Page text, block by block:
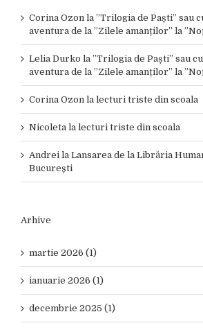
Corina Ozon la ”Trilogia de Paști” sau
aventura de la ”Zilele amanților” la
Lelia Durko la ”Trilogia de Paști” sau
aventura de la ”Zilele amanților” la
Corina Ozon la lecturi triste din scoala
Nicoleta la lecturi triste din scoala
Andrei la Lansarea de la Librăria
București
Arhive
martie 2026 (1)
ianuarie 2026 (1)
decembrie 2025 (1)